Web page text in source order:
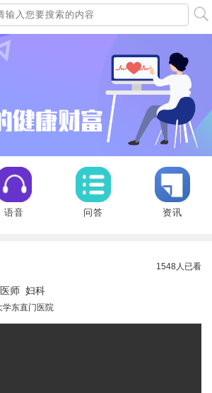
语音 问答 资讯
1548人已看
师 妇科
学东直门医院